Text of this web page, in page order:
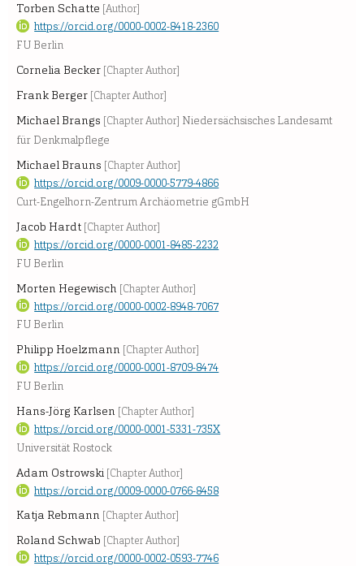
Torben Schatte [Author]
https://orcid.org/0000-0002-8418-2360
FU Berlin
Cornelia Becker [Chapter Author]
Frank Berger [Chapter Author]
Michael Brangs [Chapter Author] Niedersächsisches Landesamt
für Denkmalpflege
Michael Brauns [Chapter Author]
https://orcid.org/0009-0000-5779-4866
Curt-Engelhorn-Zentrum Archäometrie gGmbH
Jacob Hardt [Chapter Author]
https://orcid.org/0000-0001-8485-2232
FU Berlin
Morten Hegewisch [Chapter Author]
https://orcid.org/0000-0002-8948-7067
FU Berlin
Philipp Hoelzmann [Chapter Author]
https://orcid.org/0000-0001-8709-8474
FU Berlin
Hans-Jörg Karlsen [Chapter Author]
https://orcid.org/0000-0001-5331-735X
Universität Rostock
Adam Ostrowski [Chapter Author]
https://orcid.org/0009-0000-0766-8458
Katja Rebmann [Chapter Author]
Roland Schwab [Chapter Author]
https://orcid.org/0000-0002-0593-7746